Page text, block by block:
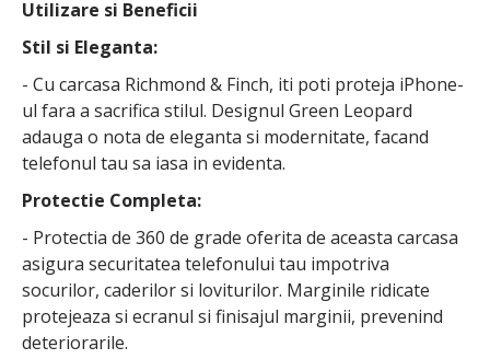
Utilizare si Beneficii
Stil si Eleganta:
- Cu carcasa Richmond & Finch, iti poti proteja iPhone-
ul fara a sacrifica stilul. Designul Green Leopard
adauga o nota de eleganta si modernitate, facand
telefonul tau sa iasa in evidenta.
Protectie Completa:
- Protectia de 360 de grade oferita de aceasta carcasa
asigura securitatea telefonului tau impotriva
socurilor, caderilor si loviturilor. Marginile ridicate
protejeaza si ecranul si finisajul marginii, prevenind
deteriorarile.